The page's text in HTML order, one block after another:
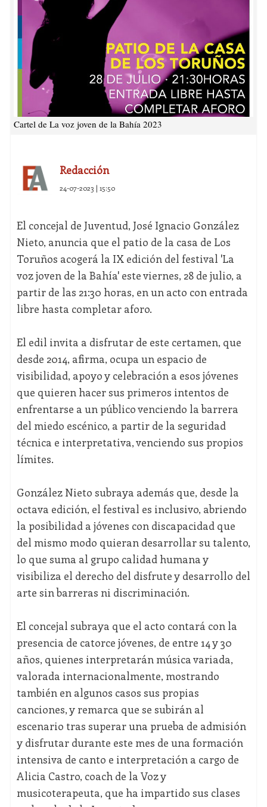
Cartel de La voz joven de la Bahía 2023
Redacción
24-07-2023 | 15:50
El concejal de Juventud, José Ignacio González
Nieto, anuncia que el patio de la casa de Los
Toruños acogerá la IX edición del festival 'La
voz joven de la Bahía' este viernes, 28 de julio, a
partir de las 21:30 horas, en un acto con entrada
libre hasta completar aforo.
El edil invita a disfrutar de este certamen, que
desde 2014, afirma, ocupa un espacio de
visibilidad, apoyo y celebración a esos jóvenes
que quieren hacer sus primeros intentos de
enfrentarse a un público venciendo la barrera
del miedo escénico, a partir de la seguridad
técnica e interpretativa, venciendo sus propios
límites.
González Nieto subraya además que, desde la
octava edición, el festival es inclusivo, abriendo
la posibilidad a jóvenes con discapacidad que
del mismo modo quieran desarrollar su talento,
lo que suma al grupo calidad humana y
visibiliza el derecho del disfrute y desarrollo del
arte sin barreras ni discriminación.
El concejal subraya que el acto contará con la
presencia de catorce jóvenes, de entre 14 y 30
años, quienes interpretarán música variada,
valorada internacionalmente, mostrando
también en algunos casos sus propias
canciones, y remarca que se subirán al
escenario tras superar una prueba de admisión
y disfrutar durante este mes de una formación
intensiva de canto e interpretación a cargo de
Alicia Castro, coach de la Voz y
musicoterapeuta, que ha impartido sus clases